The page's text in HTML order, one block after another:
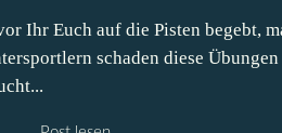
Ihr Euch auf die Pisten begebt,
schaden diese